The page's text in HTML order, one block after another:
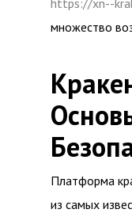
https://xn--
множество
Платформа
из самых